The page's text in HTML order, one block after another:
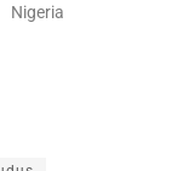
Nigeria